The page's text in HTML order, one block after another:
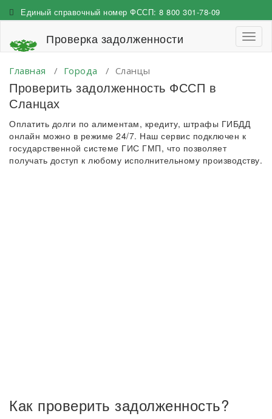
к
Единый справочный номер ФССП: 8 800 301-78-09
Проверка задолженности
Главная / Города / Сланцы
Проверить задолженность ФССП в
Сланцах
Оплатить долги по алиментам, кредиту, штрафы ГИБДД
онлайн можно в режиме 24/7. Наш сервис подключен к
государственной системе ГИС ГМП, что позволяет
получать доступ к любому исполнительному производству.
Как проверить задолженность?